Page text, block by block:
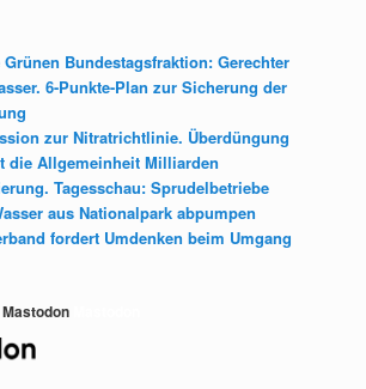
Bundestagsfraktion: Gerechter
6-Punkte-Plan zur Sicherung der
zur Nitratrichtlinie. Überdüngung
die Allgemeinheit Milliarden
Tagesschau: Sprudelbetriebe
aus Nationalpark abpumpen
fordert Umdenken beim Umgang